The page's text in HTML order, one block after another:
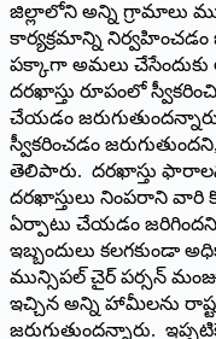
జిల్లాలోని అన్ని గ్రామాలు
కార్యక్రమాన్ని నిర్వహించడం
పక్కాగా అమలు
దరఖాస్తు రూపంలో
చేయడం
స్వీకరించడం
తెలిపారు. దరఖాస్తు
దరఖాస్తులు నింపరాని వారి
ఏర్పాటు చేయడం
ఇబ్బందులు కలగకుండా
మున్సిపల్ చైర్ పర్సన్
ఇచ్చిన అన్ని హామీలను
జరుగుతుందన్నారు.